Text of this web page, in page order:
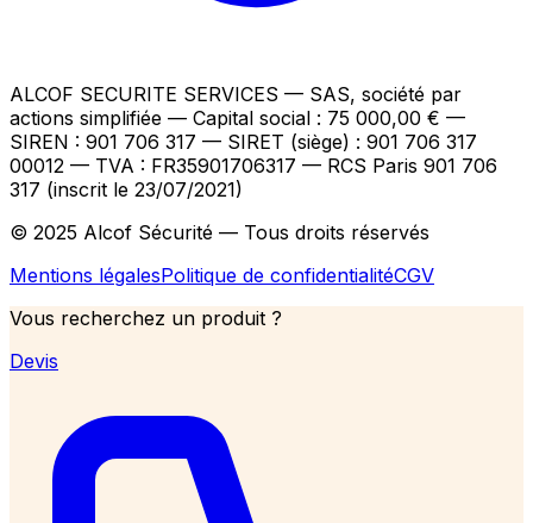
ALCOF SECURITE SERVICES — SAS, société par
actions simplifiée — Capital social : 75 000,00 € —
SIREN : 901 706 317 — SIRET (siège) : 901 706 317
00012 — TVA : FR35901706317 — RCS Paris 901 706
317 (inscrit le 23/07/2021)
© 2025 Alcof Sécurité — Tous droits réservés
Mentions légalesPolitique de confidentialitéCGV
Vous recherchez un produit ?
Devis